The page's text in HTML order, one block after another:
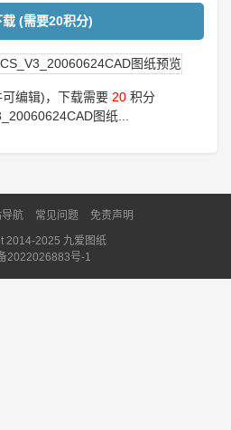
载 (需要20积分)
编辑)，下载需要 20 积分
图纸...
导航 常见问题
免责声明
2014-2025 九爱图纸
2022026883号-1